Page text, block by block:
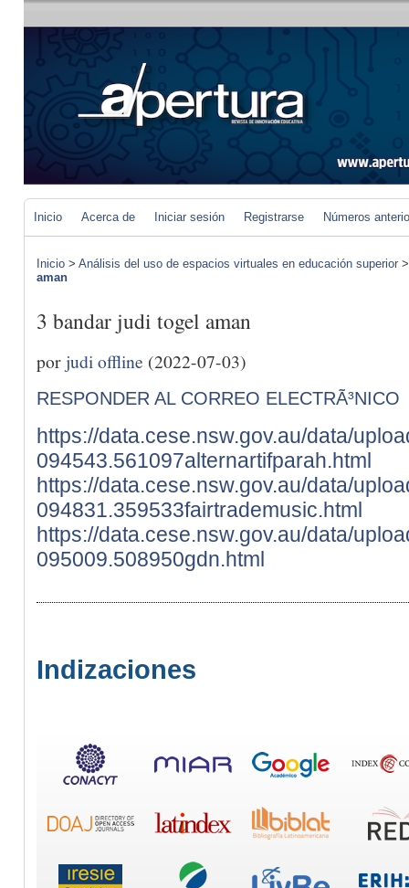
Inicio Acerca de Iniciar sesión Registrarse Números
Inicio > Análisis del uso de espacios virtuales en educación superior
aman
3 bandar judi togel aman
porjudi offline (2022-07-03)
RESPONDER AL CORREO ELECTRÃ³NICO
https://data.cese.nsw.gov.au/data/
094543.561097alternartifparah.html
https://data.cese.nsw.gov.au/data/
094831.359533fairtrademusic.html
https://data.cese.nsw.gov.au/data/
095009.508950gdn.html
Indizaciones